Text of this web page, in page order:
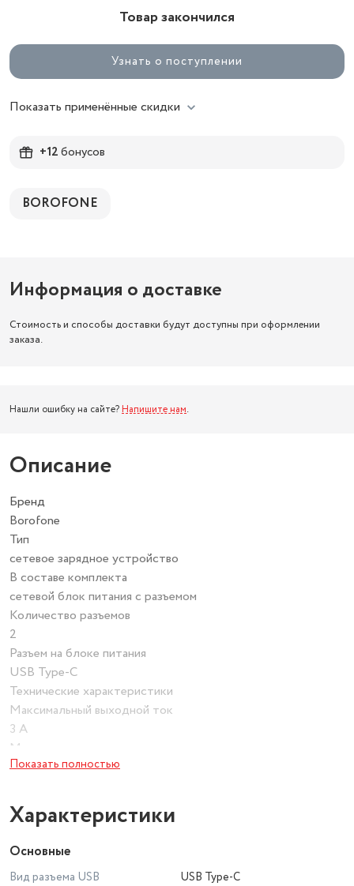
Товар закончился
Узнать о поступлении
Показать применённые скидки
+12бонусов
BOROFONE
Информация о доставке
Стоимость и способы доставки будут доступны при оформлении
заказа.
Нашли ошибку на сайте? Напишите нам.
Описание
Бренд
Borofone
Тип
сетевое зарядное устройство
В составе комплекта
сетевой блок питания с разъемом
Количество разъемов
2
Разъем на блоке питания
USB Type-C
Технические характеристики
Максимальный выходной ток
3 А
Мощность зарядки
20 Вт
20 Вт
Беспроводное ЗУ
Разъем подключения базы к сети
Показать полностью
Характеристики
Основные
Вид разъема USB
USB Type-C